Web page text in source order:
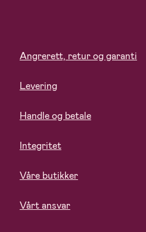
Angrerett, retur og garanti
Levering
Handle og betale
Integritet
Våre butikker
Vårt ansvar